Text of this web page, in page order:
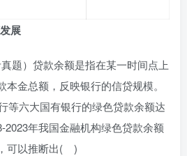
展
真题）贷款余额是指在某一时间点上
金总额，反映银行的信贷规模。
等六大国有银行的绿色贷款余额达
2023年我国金融机构绿色贷款余额
可以推断出( )